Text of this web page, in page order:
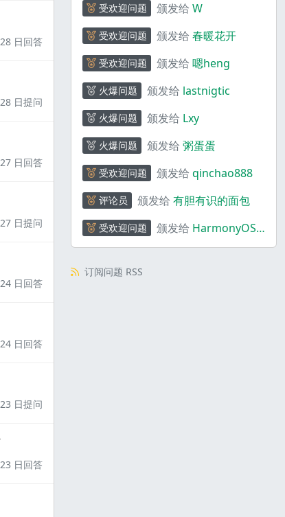
日回答
日提问
日回答
日提问
日回答
日回答
日提问
日回答
受欢迎问题 颁发给 W
受欢迎问题 颁发给 春暖花开
受欢迎问题 颁发给 嗯heng
火爆问题 颁发给 lastnigtic
火爆问题 颁发给 Lxy
火爆问题 颁发给 粥蛋蛋
受欢迎问题 颁发给 qinchao888
评论员 颁发给 有胆有识的面包
受欢迎问题 颁发给 HarmonyOS
助手
订阅问题 RSS